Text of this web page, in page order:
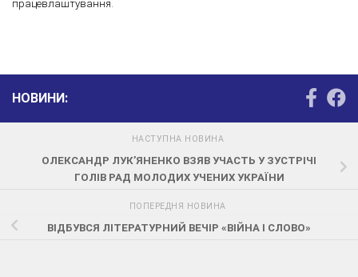
працевлаштування.
НОВИНИ:
НАСТУПНА НОВИНА
ОЛЕКСАНДР ЛУК’ЯНЕНКО ВЗЯВ УЧАСТЬ У ЗУСТРІЧІ
ГОЛІВ РАД МОЛОДИХ УЧЕНИХ УКРАЇНИ
ПОПЕРЕДНЯ НОВИНА
ВІДБУВСЯ ЛІТЕРАТУРНИЙ ВЕЧІР «ВІЙНА І СЛОВО»